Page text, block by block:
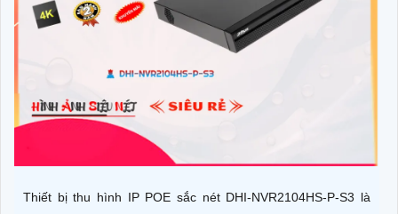
Thiết bị thu hình IP POE sắc nét DHI-NVR2104HS-P-S3 là